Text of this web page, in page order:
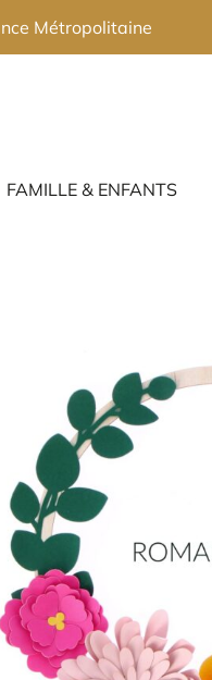
FAMILLE & ENFANTS
Métropolitaine